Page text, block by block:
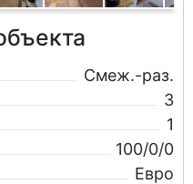
Смеж.-раз.
3
1
100/0/0
Евро